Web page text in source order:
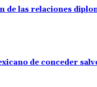
de las relaciones
de conceder